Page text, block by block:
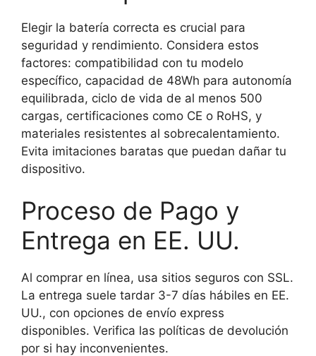
Elegir la batería correcta es crucial para
seguridad y rendimiento. Considera estos
factores: compatibilidad con tu modelo
específico, capacidad de 48Wh para autonomía
equilibrada, ciclo de vida de al menos 500
cargas, certificaciones como CE o RoHS, y
materiales resistentes al sobrecalentamiento.
Evita imitaciones baratas que puedan dañar tu
dispositivo.
Proceso de Pago y
Entrega en EE. UU.
Al comprar en línea, usa sitios seguros con SSL.
La entrega suele tardar 3-7 días hábiles en EE.
UU., con opciones de envío express
disponibles. Verifica las políticas de devolución
por si hay inconvenientes.